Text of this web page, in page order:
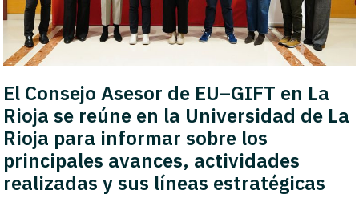
El Consejo Asesor de EU–GIFT en La
Rioja se reúne en la Universidad de La
Rioja para informar sobre los
principales avances, actividades
realizadas y sus líneas estratégicas